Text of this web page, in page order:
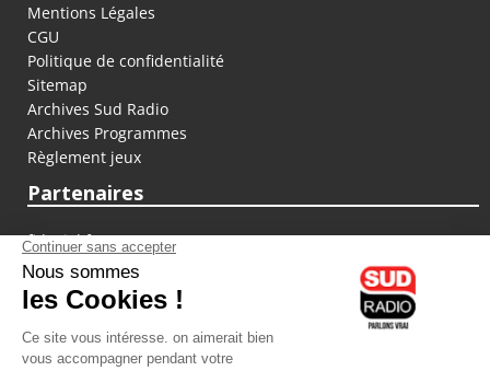
Mentions Légales
CGU
Politique de confidentialité
Sitemap
Archives Sud Radio
Archives Programmes
Règlement jeux
Partenaires
fiducial.fr
lyoncapitale.fr
olympique-et-lyonnais.com
L'application Iphone / Android